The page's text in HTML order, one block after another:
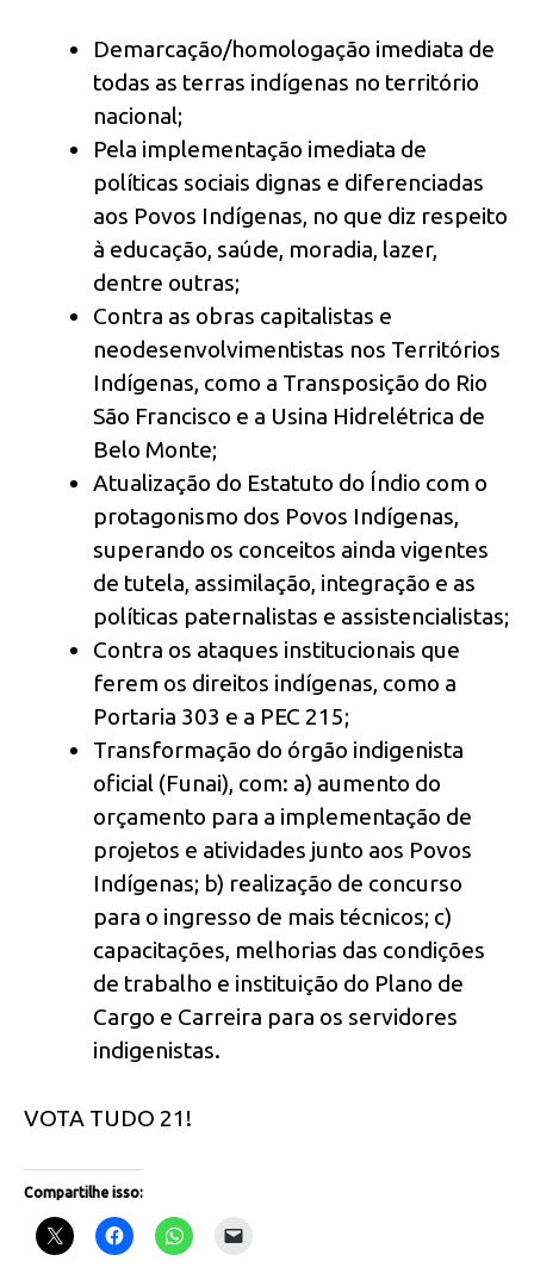
Demarcação/homologação imediata de
todas as terras indígenas no território
nacional;
Pela implementação imediata de
políticas sociais dignas e diferenciadas
aos Povos Indígenas, no que diz respeito
à educação, saúde, moradia, lazer,
dentre outras;
Contra as obras capitalistas e
neodesenvolvimentistas nos Territórios
Indígenas, como a Transposição do Rio
São Francisco e a Usina Hidrelétrica de
Belo Monte;
Atualização do Estatuto do Índio com o
protagonismo dos Povos Indígenas,
superando os conceitos ainda vigentes
de tutela, assimilação, integração e as
políticas paternalistas e assistencialistas;
Contra os ataques institucionais que
ferem os direitos indígenas, como a
Portaria 303 e a PEC 215;
Transformação do órgão indigenista
oficial (Funai), com: a) aumento do
orçamento para a implementação de
projetos e atividades junto aos Povos
Indígenas; b) realização de concurso
para o ingresso de mais técnicos; c)
capacitações, melhorias das condições
de trabalho e instituição do Plano de
Cargo e Carreira para os servidores
indigenistas.
VOTA TUDO 21!
Compartilhe isso: